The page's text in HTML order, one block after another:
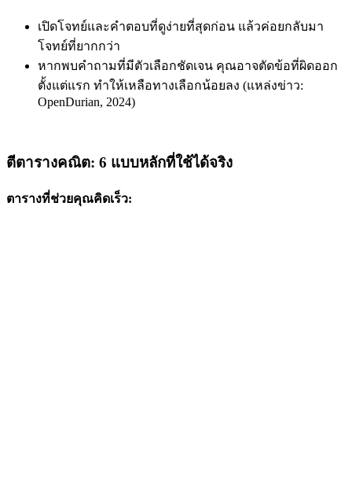
เปิดโจทย์และคำตอบที่ดูง่ายที่สุดก่อน แล้วค่อยกลับมา
โจทย์ที่ยากกว่า
หากพบคำถามที่มีตัวเลือกชัดเจน คุณอาจตัดข้อที่ผิดออก
ตั้งแต่แรก ทำให้เหลือทางเลือกน้อยลง (แหล่งข่าว:
OpenDurian, 2024)
ตีตารางคณิต: 6 แบบหลักที่ใช้ได้จริง
ตารางที่ช่วยคุณคิดเร็ว: